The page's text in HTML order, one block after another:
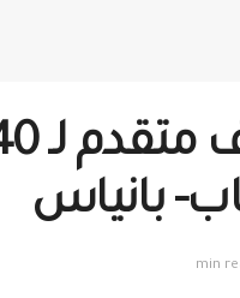
بانياس